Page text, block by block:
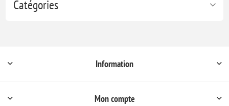
Catégories
Information
Mon compte